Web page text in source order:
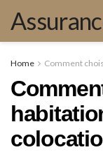
Home Comment